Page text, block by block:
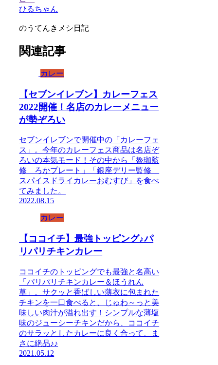
ひるちゃん
のうてんきメシ日記
関連記事
カレー
【セブンイレブン】カレーフェス
2022開催！名店のカレーメニュー
が勢ぞろい
セブンイレブンで開催中の「カレーフェ
ス」。今年のカレーフェス商品は名店ぞ
ろいの本気モード！その中から「魯珈監
修 ろかプレート」「銀座デリー監修
スパイスドライカレーおむすび」を食べ
てみました。
2022.08.15
カレー
【ココイチ】最強トッピング♪パ
リパリチキンカレー
ココイチのトッピングでも最強と名高い
「パリパリチキンカレー＆ほうれん
草」。サクッと香ばしい薄衣に包まれた
チキンを一口食べると、じゅわ～っと美
味しい肉汁が溢れ出す！シンプルな薄塩
味のジューシーチキンだから、ココイチ
のサラッとしたカレーに良く合って、ま
さに絶品♪♪
2021.05.12